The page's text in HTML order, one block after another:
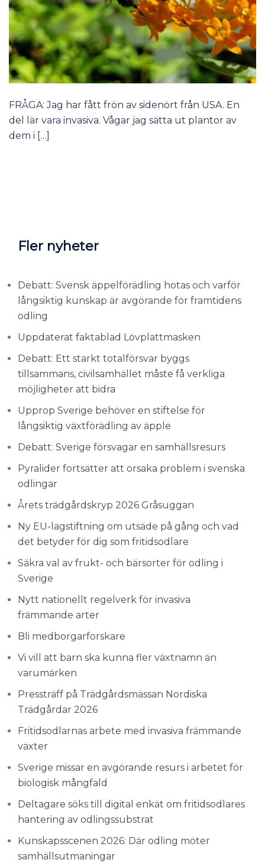
FRÅGA: Jag har fått frön av sidenört från USA. En
del lär vara invasiva. Vågar jag sätta ut plantor av
dem i […]
Fler nyheter
Debatt: Svensk äppelförädling hotas och varför
långsiktig kunskap är avgörande för framtidens
odling
Uppdaterat faktablad Lövplattmasken
Debatt: Ett starkt totalförsvar byggs
tillsammans, civilsamhället måste få verkliga
möjligheter att bidra
Upprop Sverige behöver en stiftelse för
långsiktig växtförädling av äpple
Debatt: Sverige försvagar en samhällsresurs
Pyralider fortsätter att orsaka problem i svenska
odlingar
Årets trädgårdskryp 2026 Gråsuggan
Ny EU-lagstiftning om utsäde på gång och vad
det betyder för dig som fritidsodlare
Säkra val av frukt- och bärsorter för odling i
Sverige
Nytt nationellt regelverk för invasiva
främmande arter
Bli medborgarforskare
Vi vill att barn ska kunna fler växtnamn än
varumärken
Pressträff på Trädgårdsmässan Nordiska
Trädgårdar 2026
Fritidsodlarnas arbete med invasiva främmande
växter
Sverige missar en avgörande resurs i arbetet för
biologisk mångfald
Deltagare söks till digital enkät om fritidsodlares
hantering av odlingssubstrat
Kunskapsscenen 2026: Där odling möter
samhällsutmaningar